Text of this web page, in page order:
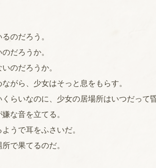
のだろう。
だろうか。
のだろうか。
がら、少女はそっと息をもらす。
らいなのに、少女の居場所はいつだって昏
な音を立てる。
うで耳をふさいだ。
で果てるのだ。